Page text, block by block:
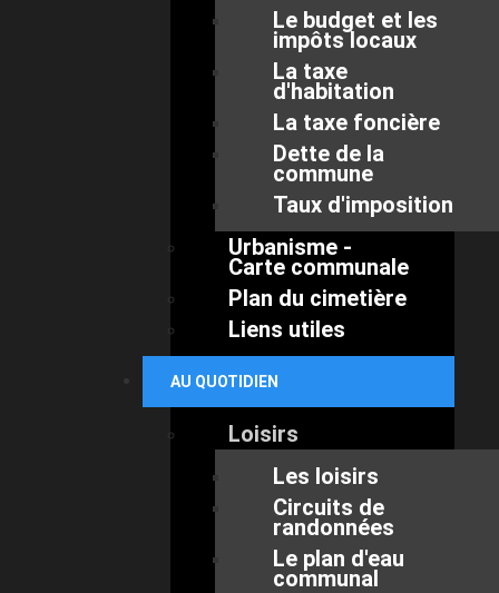
Le budget et les
impôts locaux
La taxe
d'habitation
La taxe foncière
Dette de la
commune
Taux d'imposition
Urbanisme -
Carte communale
Plan du cimetière
Liens utiles
AU QUOTIDIEN
Loisirs
Les loisirs
Circuits de
randonnées
Le plan d'eau
communal